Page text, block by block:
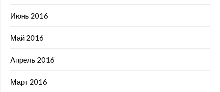
Июнь 2016
Май 2016
Апрель 2016
Март 2016